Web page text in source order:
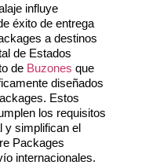
influye
éxito de entrega
a destinos
de Estados
de Buzones que
diseñados
Estos
los requisitos
y simplifican el
Packages
internacionales.